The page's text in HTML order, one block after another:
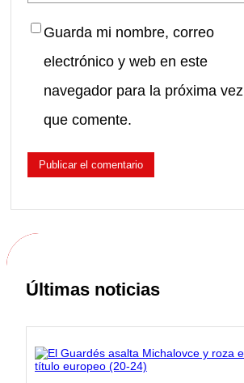
Guarda mi nombre, correo
electrónico y web en este
navegador para la próxima vez
que comente.
Últimas noticias